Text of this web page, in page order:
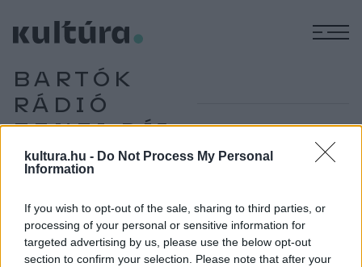
kultura.hu - Do Not Process My Personal
Information
If you wish to opt-out of the sale, sharing to third parties, or
processing of your personal or sensitive information for
targeted advertising by us, please use the below opt-out
section to confirm your selection. Please note that after your
BARTÓK
RÁDIÓ
ZENEI DÍJ
Átadták a Bartók Rádió Zenei Díjakat
Másodszor adta át a Bartók Rádió az előző év kiemelkedő
zenei teljesítményeinek elismeréseként díjait a hazai